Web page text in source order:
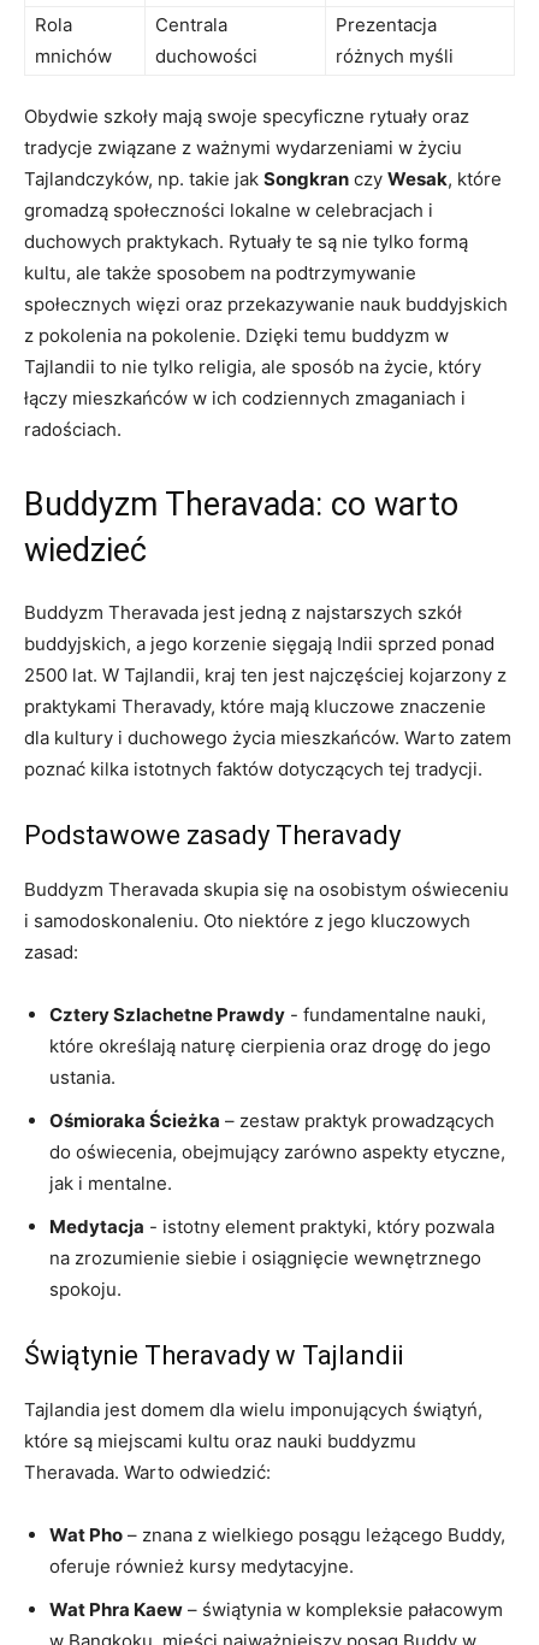
Rola
mnichów
Centrala
duchowości
Prezentacja
różnych myśli
Obydwie szkoły mają swoje specyficzne ⁢rytuały oraz
tradycje ⁢związane z ważnymi wydarzeniami w życiu
Tajlandczyków, np. ​takie jak Songkran czy Wesak, które
‍gromadzą społeczności lokalne ‍w celebracjach i
duchowych praktykach. Rytuały te są nie tylko formą
kultu, ale także sposobem ⁢na podtrzymywanie
społecznych więzi oraz przekazywanie nauk⁤ buddyjskich
z pokolenia na⁤ pokolenie. Dzięki temu ​buddyzm ‌w
Tajlandii to nie tylko religia, ale sposób na życie, który‌
łączy⁣ mieszkańców w ich ‍codziennych zmaganiach i‍
radościach.
Buddyzm Theravada: co warto
wiedzieć
Buddyzm⁤ Theravada jest jedną z najstarszych szkół
buddyjskich, a jego korzenie sięgają Indii sprzed ponad
2500 lat. ⁣W Tajlandii, kraj ten jest​ najczęściej kojarzony z​
praktykami ⁢Theravady, ⁤które mają kluczowe znaczenie
dla ⁢kultury‌ i duchowego ⁣życia mieszkańców. Warto zatem⁤
poznać kilka istotnych faktów dotyczących tej tradycji.
Podstawowe zasady Theravady
Buddyzm Theravada skupia się na osobistym oświeceniu
i samodoskonaleniu. Oto‌ niektóre ‍z jego ⁣kluczowych
zasad:
Cztery Szlachetne Prawdy ‌- ​fundamentalne ​nauki,
które określają naturę cierpienia⁣ oraz drogę do ⁢jego
ustania.
Ośmioraka Ścieżka – zestaw praktyk⁢ prowadzących
‍do oświecenia, obejmujący zarówno aspekty etyczne,⁣
jak‍ i mentalne.
Medytacja ⁣-⁢ istotny element praktyki, który pozwala
‌na​ zrozumienie siebie i osiągnięcie wewnętrznego ​
spokoju.
Świątynie Theravady w Tajlandii
Tajlandia jest domem dla wielu imponujących świątyń,
które są miejscami kultu oraz nauki buddyzmu
Theravada. Warto odwiedzić:
Wat Pho – znana z wielkiego posągu leżącego Buddy,
oferuje również kursy medytacyjne.
Wat‍ Phra Kaew – świątynia w ​kompleksie pałacowym